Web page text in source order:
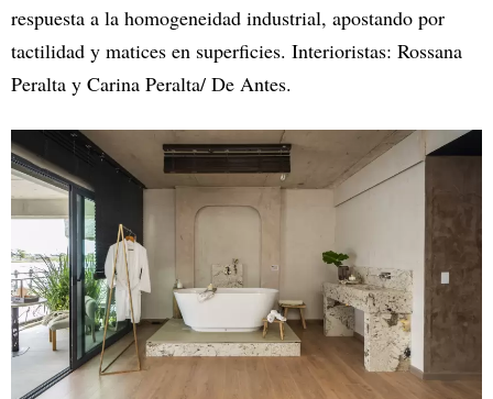
respuesta a la homogeneidad industrial, apostando por
tactilidad y matices en superficies. Interioristas: Rossana
Peralta y Carina Peralta/ De Antes.